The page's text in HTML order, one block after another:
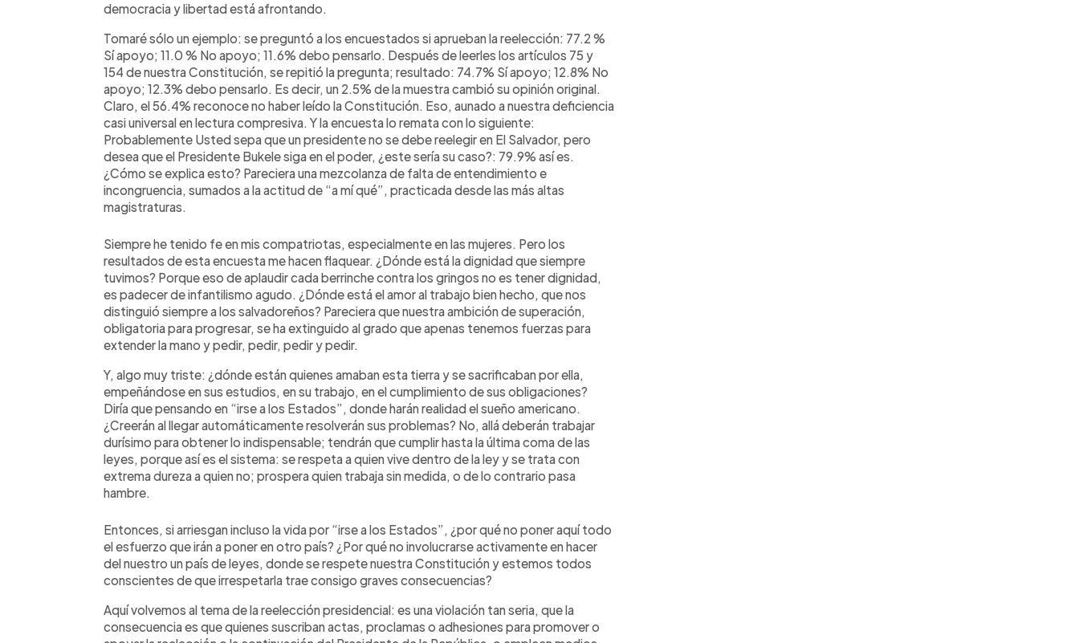
democracia y libertad está afrontando.
Tomaré sólo un ejemplo: se preguntó a los encuestados si aprueban la reelección: 77.2 %
Sí apoyo; 11.0 % No apoyo; 11.6% debo pensarlo. Después de leerles los artículos 75 y
154 de nuestra Constitución, se repitió la pregunta; resultado: 74.7% Sí apoyo; 12.8% No
apoyo; 12.3% debo pensarlo. Es decir, un 2.5% de la muestra cambió su opinión original.
Claro, el 56.4% reconoce no haber leído la Constitución. Eso, aunado a nuestra deficiencia
casi universal en lectura compresiva. Y la encuesta lo remata con lo siguiente:
Probablemente Usted sepa que un presidente no se debe reelegir en El Salvador, pero
desea que el Presidente Bukele siga en el poder, ¿este sería su caso?: 79.9% así es.
¿Cómo se explica esto? Pareciera una mezcolanza de falta de entendimiento e
incongruencia, sumados a la actitud de “a mí qué”, practicada desde las más altas
magistraturas.
Siempre he tenido fe en mis compatriotas, especialmente en las mujeres. Pero los
resultados de esta encuesta me hacen flaquear. ¿Dónde está la dignidad que siempre
tuvimos? Porque eso de aplaudir cada berrinche contra los gringos no es tener dignidad,
es padecer de infantilismo agudo. ¿Dónde está el amor al trabajo bien hecho, que nos
distinguió siempre a los salvadoreños? Pareciera que nuestra ambición de superación,
obligatoria para progresar, se ha extinguido al grado que apenas tenemos fuerzas para
extender la mano y pedir, pedir, pedir y pedir.
Y, algo muy triste: ¿dónde están quienes amaban esta tierra y se sacrificaban por ella,
empeñándose en sus estudios, en su trabajo, en el cumplimiento de sus obligaciones?
Diría que pensando en “irse a los Estados”, donde harán realidad el sueño americano.
¿Creerán al llegar automáticamente resolverán sus problemas? No, allá deberán trabajar
durísimo para obtener lo indispensable; tendrán que cumplir hasta la última coma de las
leyes, porque así es el sistema: se respeta a quien vive dentro de la ley y se trata con
extrema dureza a quien no; prospera quien trabaja sin medida, o de lo contrario pasa
hambre.
Entonces, si arriesgan incluso la vida por “irse a los Estados”, ¿por qué no poner aquí todo
el esfuerzo que irán a poner en otro país? ¿Por qué no involucrarse activamente en hacer
del nuestro un país de leyes, donde se respete nuestra Constitución y estemos todos
conscientes de que irrespetarla trae consigo graves consecuencias?
Aquí volvemos al tema de la reelección presidencial: es una violación tan seria, que la
consecuencia es que quienes suscriban actas, proclamas o adhesiones para promover o